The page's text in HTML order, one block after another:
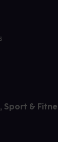
Sport &